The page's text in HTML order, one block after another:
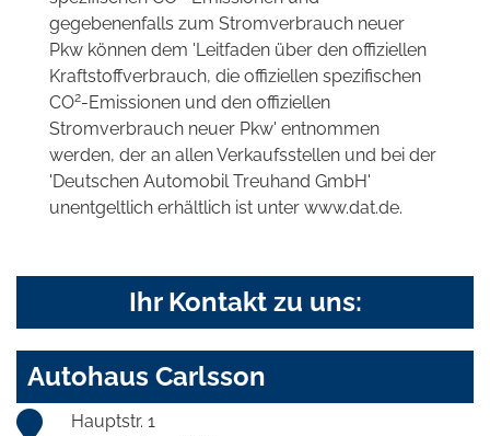
gegebenenfalls zum Stromverbrauch neuer
Pkw können dem 'Leitfaden über den offiziellen
Kraftstoffverbrauch, die offiziellen spezifischen
CO2-Emissionen und den offiziellen
Stromverbrauch neuer Pkw' entnommen
werden, der an allen Verkaufsstellen und bei der
'Deutschen Automobil Treuhand GmbH'
unentgeltlich erhältlich ist unter www.dat.de.
Ihr Kontakt zu uns:
Autohaus Carlsson
Hauptstr. 1